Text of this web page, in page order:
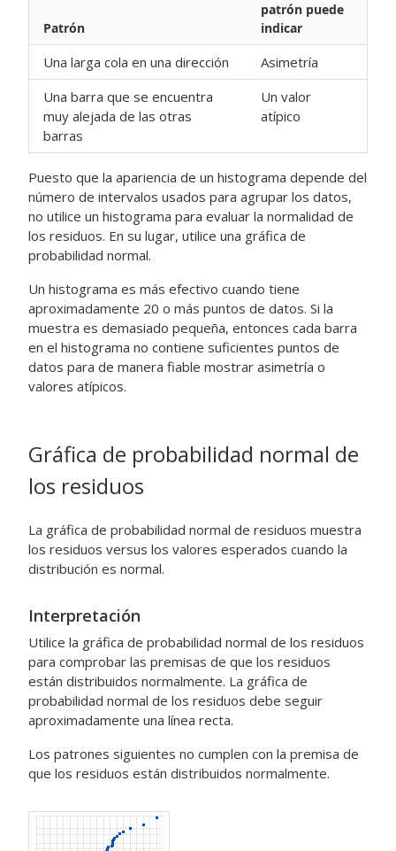
Patrón
patrón puede
indicar
Una larga cola en una dirección
Asimetría
Una barra que se encuentra
muy alejada de las otras
barras
Un valor
atípico
Puesto que la apariencia de un histograma depende del
número de intervalos usados para agrupar los datos,
no utilice un histograma para evaluar la normalidad de
los residuos. En su lugar, utilice una gráfica de
probabilidad normal.
Un histograma es más efectivo cuando tiene
aproximadamente 20 o más puntos de datos. Si la
muestra es demasiado pequeña, entonces cada barra
en el histograma no contiene suficientes puntos de
datos para de manera fiable mostrar asimetría o
valores atípicos.
Gráfica de probabilidad normal de
los residuos
La gráfica de probabilidad normal de residuos muestra
los residuos versus los valores esperados cuando la
distribución es normal.
Interpretación
Utilice la gráfica de probabilidad normal de los residuos
para comprobar las premisas de que los residuos
están distribuidos normalmente. La gráfica de
probabilidad normal de los residuos debe seguir
aproximadamente una línea recta.
Los patrones siguientes no cumplen con la premisa de
que los residuos están distribuidos normalmente.